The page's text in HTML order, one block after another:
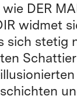
DER
widmet
sich stetig